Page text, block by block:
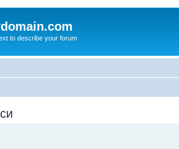
to describe your forum